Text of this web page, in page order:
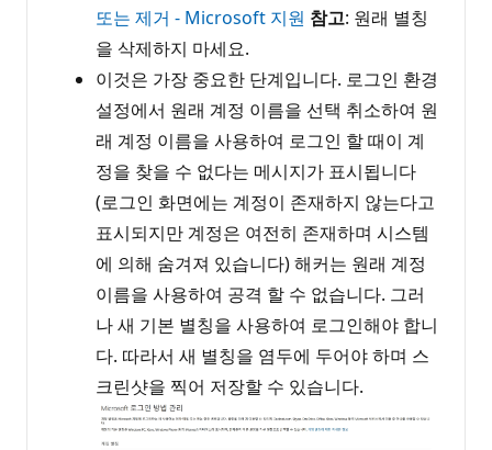
또는 제거 - Microsoft 지원 참고: 원래 별칭
을 삭제하지 마세요.
이것은 가장 중요한 단계입니다. 로그인 환경
설정에서 원래 계정 이름을 선택 취소하여 원
래 계정 이름을 사용하여 로그인 할 때이 계
정을 찾을 수 없다는 메시지가 표시됩니다
(로그인 화면에는 계정이 존재하지 않는다고
표시되지만 계정은 여전히 존재하며 시스템
에 의해 숨겨져 있습니다) 해커는 원래 계정
이름을 사용하여 공격 할 수 없습니다. 그러
나 새 기본 별칭을 사용하여 로그인해야 합니
다. 따라서 새 별칭을 염두에 두어야 하며 스
크린샷을 찍어 저장할 수 있습니다.